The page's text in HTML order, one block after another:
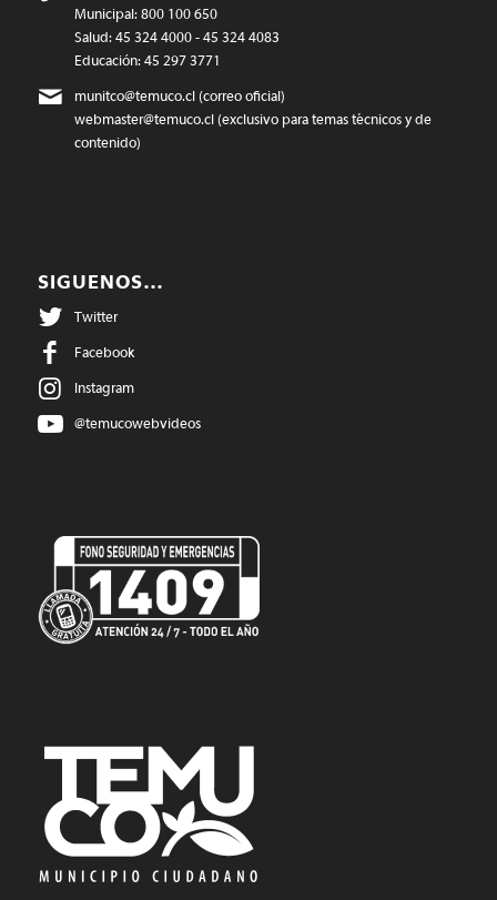
Municipal: 800 100 650
Salud: 45 324 4000 - 45 324 4083
Educación: 45 297 3771
munitco@temuco.cl(correo oficial)
webmaster@temuco.cl(exclusivo para temas técnicos y de
contenido)
SIGUENOS…
Twitter
Facebook
Instagram
@temucowebvideos